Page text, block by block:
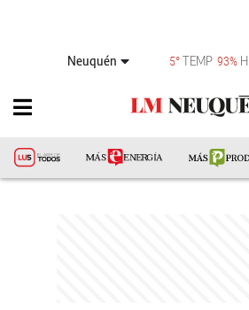
Neuquén 5° TEMP 93%